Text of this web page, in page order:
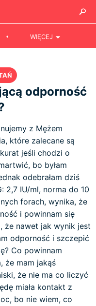
WIĘCEJ
odporność
z Mężem
które zalecane są
jeśli chodzi o
bo byłam
odebrałam dziś
2,7 IU/ml, norma do 10
forach, wynika, że
i powinnam się
że nawet jak wynik jest
odporność i szczepić
Co powinnam
że mam jakąś
że nie ma co liczyć
miała kontakt z
bo nie wiem, co